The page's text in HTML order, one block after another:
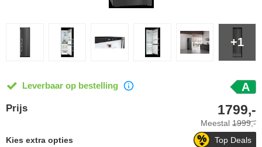
+1
Leverbaar op bestelling A
Prijs
Meestal 1999,-
1799,-
Top Deals
Kies extra opties